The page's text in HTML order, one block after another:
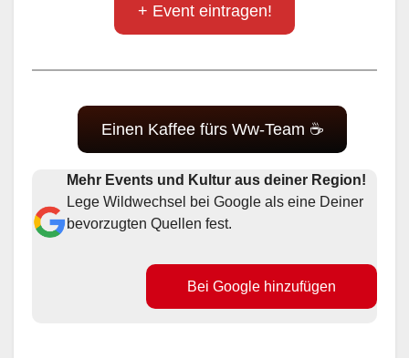
+ Event eintragen!
Einen Kaffee fürs Ww-Team ☕
Mehr Events und Kultur aus deiner Region!
Lege Wildwechsel bei Google als eine Deiner
bevorzugten Quellen fest.
Bei Google hinzufügen